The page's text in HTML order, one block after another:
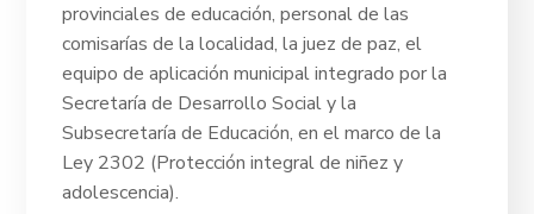
provinciales de educación, personal de las
comisarías de la localidad, la juez de paz, el
equipo de aplicación municipal integrado por la
Secretaría de Desarrollo Social y la
Subsecretaría de Educación, en el marco de la
Ley 2302 (Protección integral de niñez y
adolescencia).